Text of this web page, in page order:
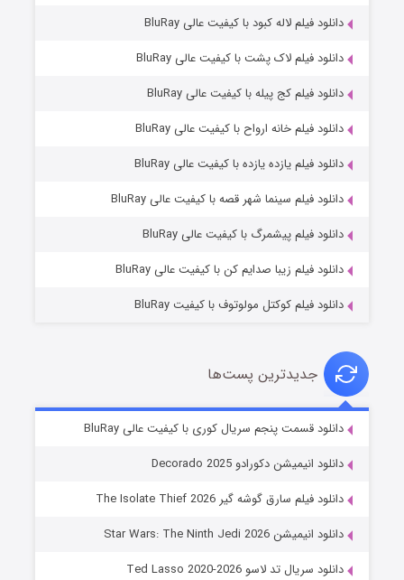
خاندان اژدها فصل ۳
دانلود فیلم لاله کبود با کیفیت عالی BluRay
دانلود فیلم لاک پشت با کیفیت عالی BluRay
دانلود فیلم کج‌ پیله با کیفیت عالی BluRay
دانلود فیلم خانه ارواح با کیفیت عالی BluRay
دانلود فیلم یازده یازده با کیفیت عالی BluRay
دانلود فیلم سینما شهر قصه با کیفیت عالی BluRay
دانلود فیلم پیشمرگ با کیفیت عالی BluRay
دانلود فیلم زیبا صدایم کن با کیفیت عالی BluRay
دانلود فیلم کوکتل مولوتوف با کیفیت BluRay
جدیدترین پست‌ها
دانلود قسمت پنجم سریال کوری با کیفیت عالی BluRay
دانلود انیمیشن دکورادو Decorado 2025
دانلود فیلم سارق گوشه گیر The Isolate Thief 2026
دانلود انیمیشن Star Wars: The Ninth Jedi 2026
دانلود سریال تد لاسو Ted Lasso 2020-2026